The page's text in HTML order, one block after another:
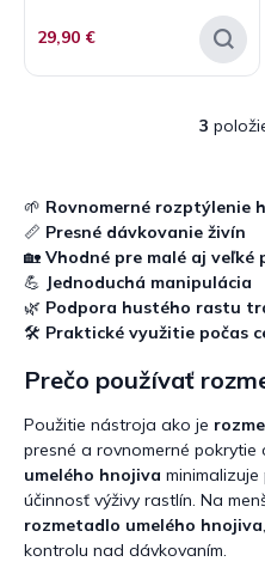
29,90 €
3
🌱 Rovnomerné rozptýlenie
📏 Presné dávkovanie živín
🏡 Vhodné pre malé aj veľké
💪 Jednoduchá manipulácia
🌿 Podpora hustého rastu
🛠️ Praktické využitie počas
Prečo používať
Použitie nástroja ako je
presné a rovnomerné pokrytie
umelého hnojiva
účinnosť výživy rastlín. Na
rozmetadlo umelého hnojiva
kontrolu nad dávkovaním.